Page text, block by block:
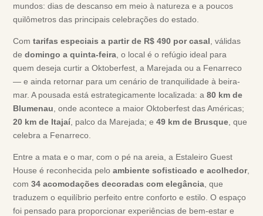
mundos: dias de descanso em meio à natureza e a poucos
quilômetros das principais celebrações do estado.
Comtarifas especiais a partir de R$ 490 por casal , válidas
dedomingo a quinta-feira , o local é o refúgio ideal para
quem deseja curtir a Oktoberfest, a Marejada ou a Fenarreco
— e ainda retornar para um cenário de tranquilidade à beira-
mar. A pousada está estrategicamente localizada: a80 km de
Blumenau , onde acontece a maior Oktoberfest das Américas;
20 km de Itajaí , palco da Marejada; e49 km de Brusque , que
celebra a Fenarreco.
Entre a mata e o mar, com o pé na areia, a Estaleiro Guest
House é reconhecida peloambiente sofisticado e acolhedor,
com34 acomodações decoradas com elegância , que
traduzem o equilíbrio perfeito entre conforto e estilo. O espaço
foi pensado para proporcionar experiências de bem-estar e